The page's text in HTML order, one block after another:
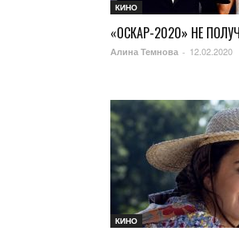
КИНО
«ОСКАР-2020» НЕ
Алина Темнова - 12.02.2020
КИНО